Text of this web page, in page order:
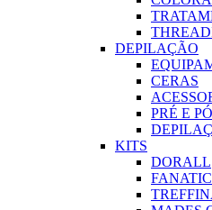
DEPILAÇÃO
CERAS
PRÉ E
KITS
DORALL